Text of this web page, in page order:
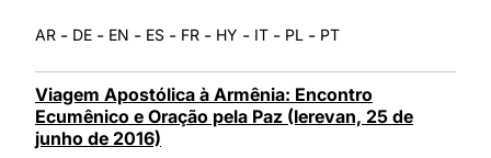
AR - DE - EN - ES - FR - HY - IT - PL - PT
Viagem Apostólica à Armênia: Encontro
Ecumênico e Oração pela Paz (Ierevan, 25 de
junho de 2016)